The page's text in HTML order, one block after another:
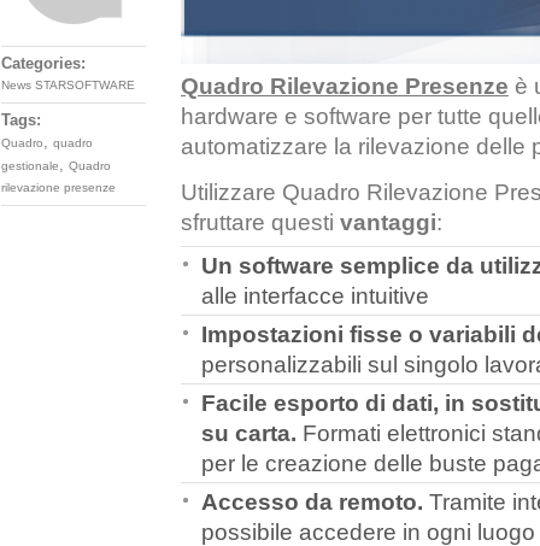
Categories:
News STARSOFTWARE
Tags:
Quadro
quadro
gestionale
Quadro
rilevazione presenze
Quadro Rilevazione Presenze è
hardware e software per tutte
automatizzare la rilevazione delle
Utilizzare Quadro Rilevazione
sfruttare questi vantaggi:
Un software semplice da
alle interfacce intuitive
Impostazioni fisse o variabili
personalizzabili sul singolo
Facile esporto di dati, in
su carta. Formati elettronici
per le creazione delle buste
Accesso da remoto. Tramite
possibile accedere in ogni